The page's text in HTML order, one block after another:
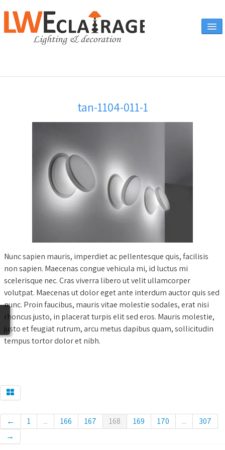
Eclairages & produits
tan-1104-011-1
Nunc sapien mauris, imperdiet ac pellentesque quis, facilisis
non sapien. Maecenas congue vehicula mi, id luctus mi
scelerisque nec. Cras viverra libero ut velit ullamcorper
volutpat. Maecenas ut dolor eget ante interdum auctor quis sed
nunc. Proin faucibus, mauris vitae molestie sodales, erat nisi
rhoncus justo, in placerat turpis elit sed eros. Mauris molestie,
justo et feugiat rutrum, arcu metus dapibus quam, sollicitudin
tempus tortor dolor et nibh.
← 1 ... 166 167 168 169 170 ...
307
→